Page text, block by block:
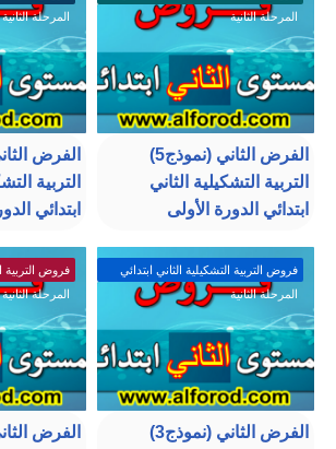
المرحلة الثانية
الفرض الثاني (نموذج5)
التربية التشكيلية الثاني
ابتدائي الدورة الأولى
المرحلة الثانية
التربية
ابتدائي
فروض التربية التشكيلية الثاني ابتدائي
المرحلة الثانية
الفرض الثاني (نموذج3)
فروض التربية
المرحلة الثانية